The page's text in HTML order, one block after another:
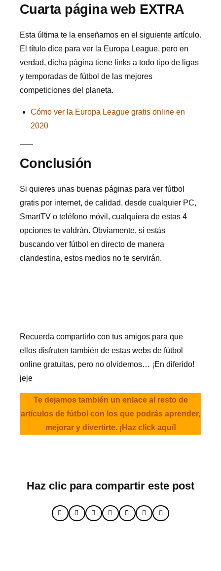
Cuarta página web EXTRA
Esta última te la enseñamos en el siguiente artículo.
El título dice para ver la Europa League, pero en
verdad, dicha página tiene links a todo tipo de ligas
y temporadas de fútbol de las mejores
competiciones del planeta.
Cómo ver la Europa League gratis online en
2020
Conclusión
Si quieres unas buenas páginas para ver fútbol
gratis por internet, de calidad, desde cualquier PC,
SmartTV o teléfono móvil, cualquiera de estas 4
opciones te valdrán. Obviamente, si estás
buscando ver fútbol en directo de manera
clandestina, estos medios no te servirán.
Recuerda compartirlo con tus amigos para que
ellos disfruten también de estas webs de fútbol
online gratuitas, pero no olvidemos… ¡En diferido!
jeje
Te dejamos también un enlace al resto de
artículos de fútbol con los que podrás aprender,
mejorar y divertirte. ¡Haz click aquí!
Haz clic para compartir este post